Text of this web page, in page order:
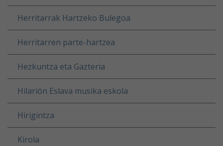
Herritarrak Hartzeko Bulegoa
Herritarren parte-hartzea
Hezkuntza eta Gazteria
Hilarión Eslava musika eskola
Hirigintza
Kirola